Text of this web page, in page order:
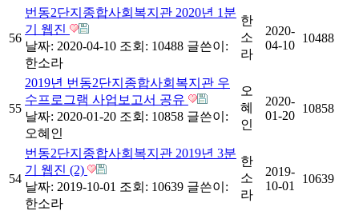
56
번동2단지종합사회복지관 2020년 1분
기 웹진
날짜: 2020-04-10 조회: 10488 글쓴이:
한소라
한
소
라
2020-
04-10
10488
55
2019년 번동2단지종합사회복지관 우
수프로그램 사업보고서 공유
날짜: 2020-01-20 조회: 10858 글쓴이:
오혜인
오
혜
인
2020-
01-20
10858
54
번동2단지종합사회복지관 2019년 3분
기 웹진 (2)
날짜: 2019-10-01 조회: 10639 글쓴이:
한소라
한
소
라
2019-
10-01
10639